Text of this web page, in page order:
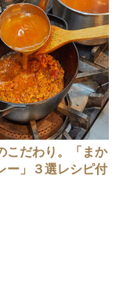
こだわり。「まか
ー」３選レシピ付